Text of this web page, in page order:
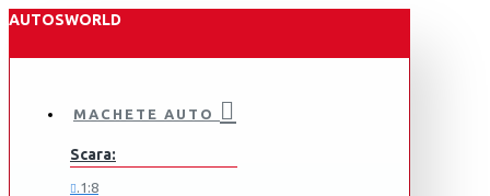
AUTOSWORLD
MACHETE AUTO
Scara:
.1:8